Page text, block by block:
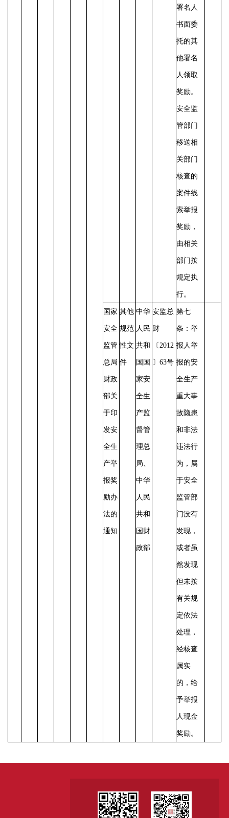
署名人
书面委
托的其
他署名
人领取
奖励。
安全监
管部门
移送相
关部门
核查的
案件线
索举报
奖励，
由相关
部门按
规定执
行。
国家
安全
监管
总局
财政
部关
于印
发安
全生
产举
报奖
励办
法的
通知
其他
规范
性文
件
中华
人民
共和
国国
家安
全生
产监
督管
理总
局、
中华
人民
共和
国财
政部
安监总
财
〔 2012
〕63号
第七
条：举
报人举
报的安
全生产
重大事
故隐患
和非法
违法行
为，属
于安全
监管部
门没有
发现，
或者虽
然发现
但未按
有关规
定依法
处理，
经核查
属实
的，给
予举报
人现金
奖励。